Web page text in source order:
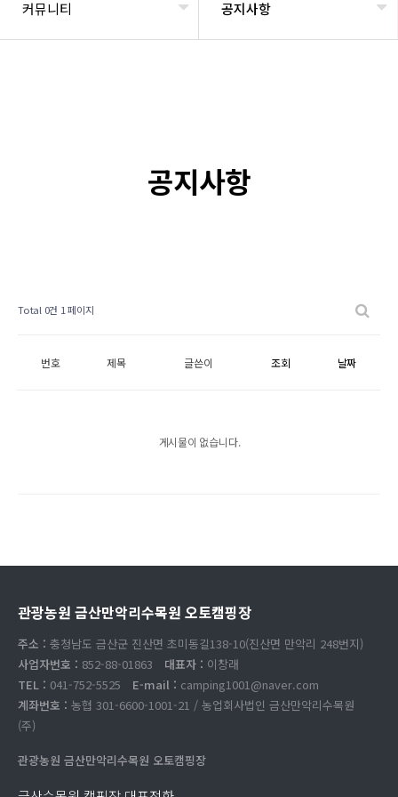
커뮤니티 공지사항
공지사항
Total 0건 1 페이지
번호 제목 글쓴이 조회 날짜
게시물이 없습니다.
관광농원 금산만악리수목원 오토캠핑장
주소 : 충청남도 금산군 진산면 초미동길138-10(진산면 만악리 248번지)
사업자번호 : 852-88-01863 대표자 : 이창래
TEL : 041-752-5525 E-mail : camping1001@naver.com
계좌번호 : 농협 301-6600-1001-21 / 농업회사법인 금산만악리수목원
(주)
관광농원 금산만악리수목원 오토캠핑장